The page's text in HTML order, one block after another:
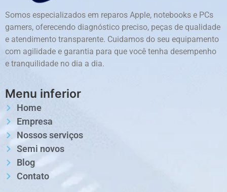
Somos especializados em reparos Apple, notebooks e PCs
gamers, oferecendo diagnóstico preciso, peças de qualidade
e atendimento transparente. Cuidamos do seu equipamento
com agilidade e garantia para que você tenha desempenho
e tranquilidade no dia a dia.
Menu inferior
Home
Empresa
Nossos serviços
Semi novos
Blog
Contato